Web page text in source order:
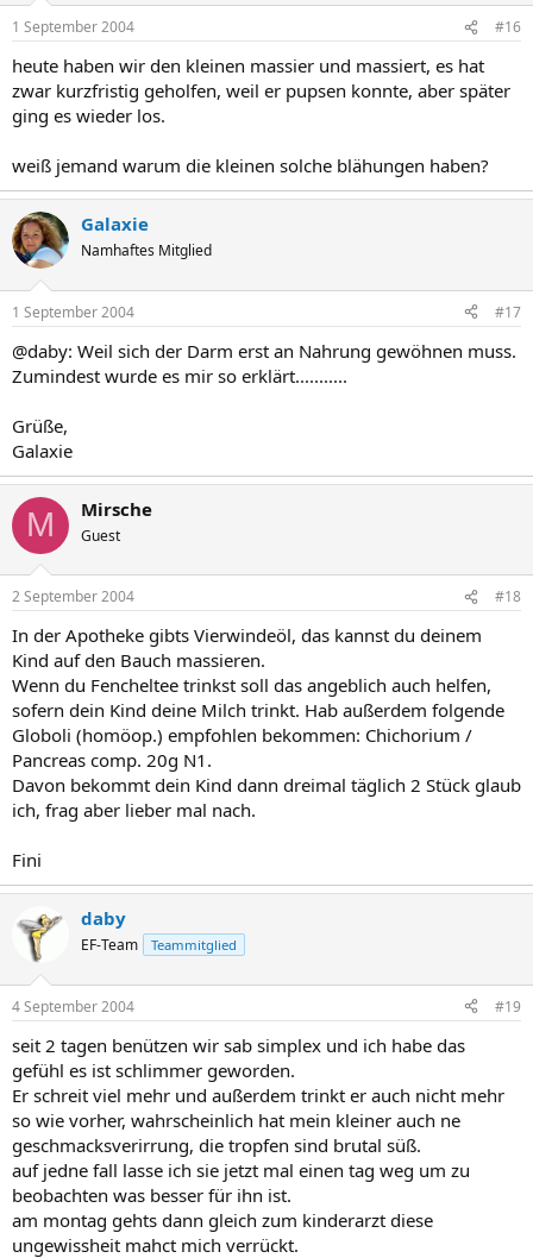
1 September 2004 #16
heute haben wir den kleinen massier und massiert, es hat
zwar kurzfristig geholfen, weil er pupsen konnte, aber später
ging es wieder los.
weiß jemand warum die kleinen solche blähungen haben?
Galaxie
Namhaftes Mitglied
1 September 2004 #17
@daby: Weil sich der Darm erst an Nahrung gewöhnen muss.
Zumindest wurde es mir so erklärt...........
Grüße,
Galaxie
M Mirsche
Guest
2 September 2004 #18
In der Apotheke gibts Vierwindeöl, das kannst du deinem
Kind auf den Bauch massieren.
Wenn du Fencheltee trinkst soll das angeblich auch helfen,
sofern dein Kind deine Milch trinkt. Hab außerdem folgende
Globoli (homöop.) empfohlen bekommen: Chichorium /
Pancreas comp. 20g N1.
Davon bekommt dein Kind dann dreimal täglich 2 Stück glaub
ich, frag aber lieber mal nach.
Fini
daby
EF-Team Teammitglied
4 September 2004 #19
seit 2 tagen benützen wir sab simplex und ich habe das
gefühl es ist schlimmer geworden.
Er schreit viel mehr und außerdem trinkt er auch nicht mehr
so wie vorher, wahrscheinlich hat mein kleiner auch ne
geschmacksverirrung, die tropfen sind brutal süß.
auf jedne fall lasse ich sie jetzt mal einen tag weg um zu
beobachten was besser für ihn ist.
am montag gehts dann gleich zum kinderarzt diese
ungewissheit mahct mich verrückt.